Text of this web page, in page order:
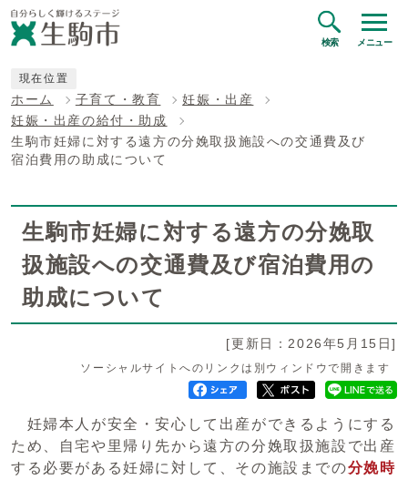
検索 メニュー
現在位置
ホーム 子育て・教育
妊娠・出産
妊娠・出産の給付・助成
生駒市妊婦に対する遠方の分娩取扱施設への交通費及び
宿泊費用の助成について
生駒市妊婦に対する遠方の分娩取
扱施設への交通費及び宿泊費用の
助成について
[更新日：2026年5月15日]
ソーシャルサイトへのリンクは別ウィンドウで開きます
妊婦本人が安全・安心して出産ができるようにする
ため、自宅や里帰り先から遠方の分娩取扱施設で出産
する必要がある妊婦に対して、その施設までの分娩時